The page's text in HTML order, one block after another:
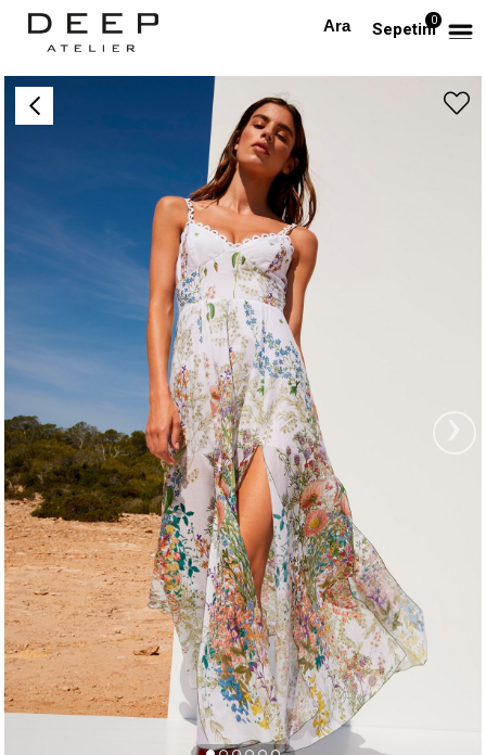
Sepetim0
Anasayfa TÜM ELBİSELER Askılı Yırtmaçlı Çiçek Desenli Tasarım Elbise